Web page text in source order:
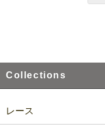
Collections
レース